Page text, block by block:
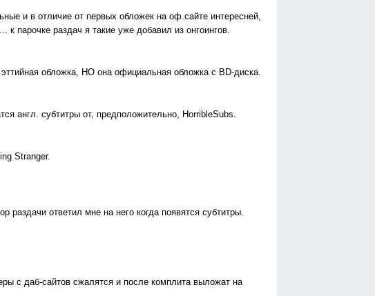
и в отличие от первых обложек на оф.сайте интересней,
к парочке раздач я такие уже добавил из онгоингов.
обложка, НО она официальная обложка с BD-диска.
англ. субтитры от, предположительно, HorribleSubs.
Stranger.
раздачи ответил мне на него когда появятся субтитры.
с даб-сайтов сжалятся и после комплита выложат на